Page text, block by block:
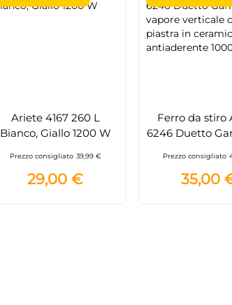
Ariete 4167 260 L
Bianco, Giallo 1200 W
Prezzo consigliato 39,99 €
29,00 €
Ferro da stiro
6246 Duetto
piastra in
antiaderente
Prezzo consigliato
35,00